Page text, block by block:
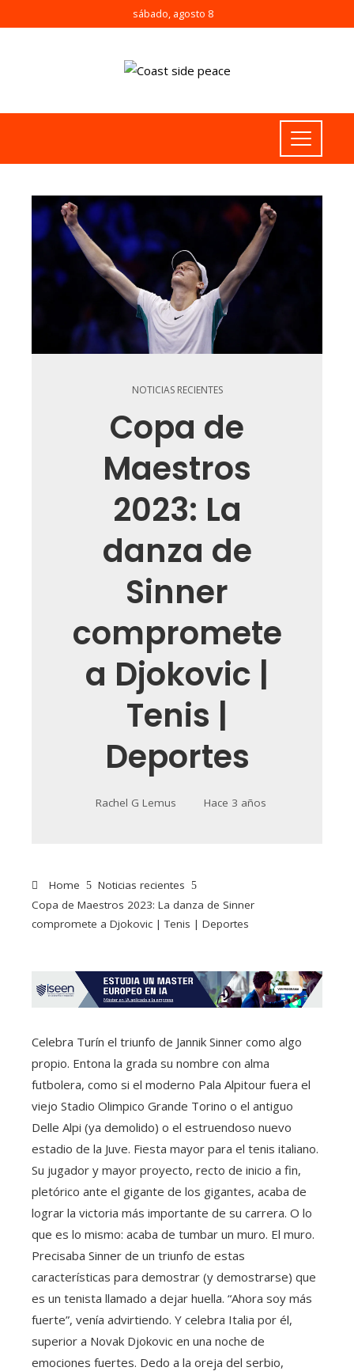
sábado, agosto 8
NOTICIAS RECIENTES
Copa de
Maestros
2023: La
danza de
Sinner
compromete
a Djokovic |
Tenis |
Deportes
Rachel G Lemus Hace 3 años
Home
Noticias recientes
Copa de Maestros 2023: La danza de Sinner
compromete a Djokovic | Tenis | Deportes
Celebra Turín el triunfo de Jannik Sinner como algo
propio. Entona la grada su nombre con alma
futbolera, como si el moderno Pala Alpitour fuera el
viejo Stadio Olimpico Grande Torino o el antiguo
Delle Alpi (ya demolido) o el estruendoso nuevo
estadio de la Juve. Fiesta mayor para el tenis italiano.
Su jugador y mayor proyecto, recto de inicio a fin,
pletórico ante el gigante de los gigantes, acaba de
lograr la victoria más importante de su carrera. O lo
que es lo mismo: acaba de tumbar un muro. El muro.
Precisaba Sinner de un triunfo de estas
características para demostrar (y demostrarse) que
es un tenista llamado a dejar huella. “Ahora soy más
fuerte”, venía advirtiendo. Y celebra Italia por él,
superior a Novak Djokovic en una noche de
emociones fuertes. Dedo a la oreja del serbio,